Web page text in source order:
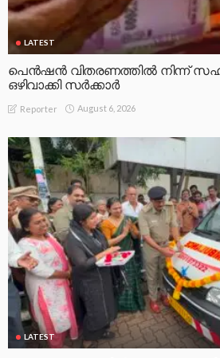
LATEST
പെൻഷൻ വിതരണത്തിൽ നിന്ന്
ഒഴിവാക്കി സർക്കാർ
Reporter August 6, 2026
LATEST